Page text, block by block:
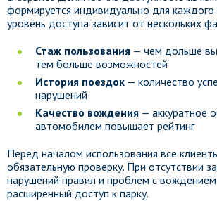
формируется индивидуально для каждого
уровень доступа зависит от нескольких
Стаж пользования — чем дольше
тем больше возможностей
История поездок — количество
нарушений
Качество вождения — аккуратное
автомобилем повышает рейтинг
Перед началом использования все
обязательную проверку. При отсутствии
нарушений правил и проблем с
расширенный доступ к парку.